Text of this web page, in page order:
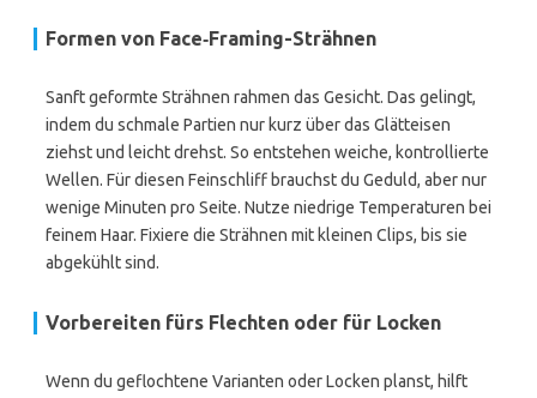
Formen von Face‑Framing-Strähnen
Sanft geformte Strähnen rahmen das Gesicht. Das gelingt,
indem du schmale Partien nur kurz über das Glätteisen
ziehst und leicht drehst. So entstehen weiche, kontrollierte
Wellen. Für diesen Feinschliff brauchst du Geduld, aber nur
wenige Minuten pro Seite. Nutze niedrige Temperaturen bei
feinem Haar. Fixiere die Strähnen mit kleinen Clips, bis sie
abgekühlt sind.
Vorbereiten fürs Flechten oder für Locken
Wenn du geflochtene Varianten oder Locken planst, hilft